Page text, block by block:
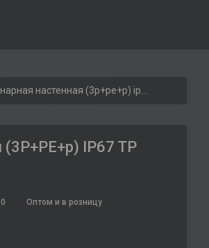
IP67 TP
Оптом и в розницу